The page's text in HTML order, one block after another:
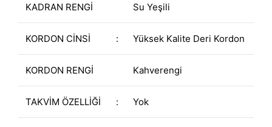
KADRAN RENGİ Su Yeşili
KORDON CİNSİ : Yüksek Kalite Deri Kordon
KORDON RENGİ Kahverengi
TAKVİM ÖZELLİĞİ : Yok